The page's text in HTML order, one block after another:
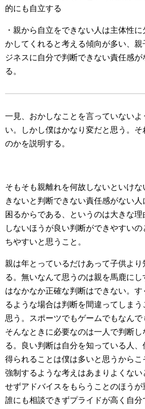
的にも自立する
・親から自立をできない人は主体性
かしてくれると考える傾向が多い、
ジネスに自分で判断できない責任感
る。
一見、おかしなことを言っていない
い。しかし僕はかなり変だと思う。
のかを説明する。
そもそも親離れを何故しないといけ
きないと判断できない責任感がない
困るからである、というのは大きな
しないほうが良い判断ができやすい
ちやすいと思うこと。
親は年とっているだけあって子供よ
る。無いなんて思うのは親を馬鹿に
はなかなか正確な判断はできない。
るような場合は判断を間違ってしまう
思う。スポーツでもゲームでもなんで
そんなときに必要なのは一人で判断
る。良い判断は自分を知っている人
得られることは僕は多いと思うから
強制するような考えはあまりよくな
せずアドバイスをもらうことのほうが
誰にも相談できずプライドが高く自